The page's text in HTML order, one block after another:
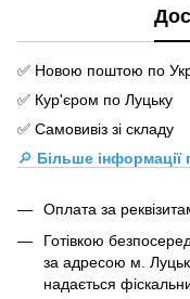
✅ Новою поштою по
✅ Кур'єром по Луцьку
✅ Самовивіз зі складу
🔎 Більше інформації
Оплата за
Готівкою
за адресою м.
надається